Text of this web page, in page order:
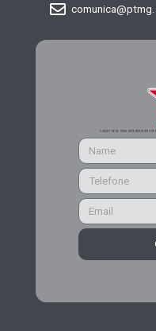
CADASTRE-SE PARA RECEBER MAIS